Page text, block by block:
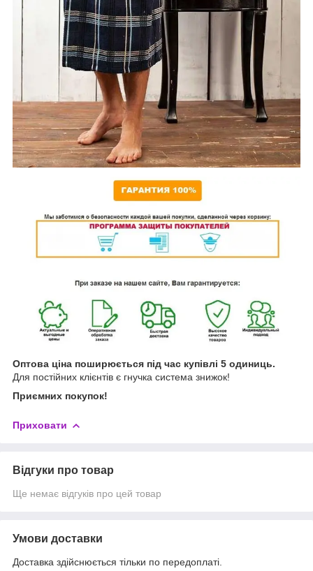
Оптова ціна поширюється під час купівлі 5 одиниць.
Для постійних клієнтів є гнучка система знижок!
Приємних покупок!
Приховати
Відгуки про товар
Ще немає відгуків про цей товар
Умови доставки
Доставка здійснюється тільки по передоплаті.